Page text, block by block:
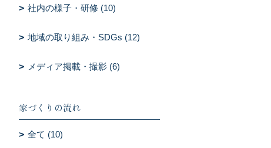
社内の様子・研修 (10)
地域の取り組み・SDGs (12)
メディア掲載・撮影 (6)
家づくりの流れ
全て (10)